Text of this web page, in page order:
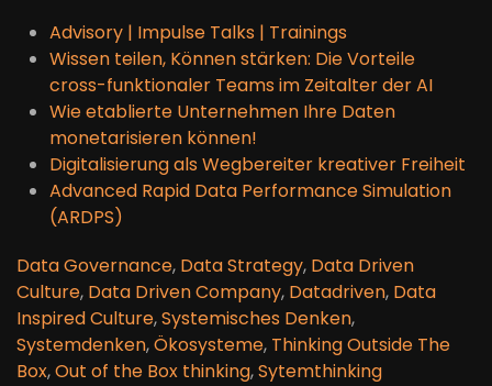
Advisory | Impulse Talks | Trainings
Wissen teilen, Können stärken: Die Vorteile
cross-funktionaler Teams im Zeitalter der AI
Wie etablierte Unternehmen Ihre Daten
monetarisieren können!
Digitalisierung als Wegbereiter kreativer Freiheit
Advanced Rapid Data Performance Simulation
(ARDPS)
Data Governance, Data Strategy, Data Driven
Culture, Data Driven Company, Datadriven, Data
Inspired Culture,Systemisches Denken,
Systemdenken,Ökosysteme, Thinking Outside The
Box,Out of the Box thinking,Sytemthinking